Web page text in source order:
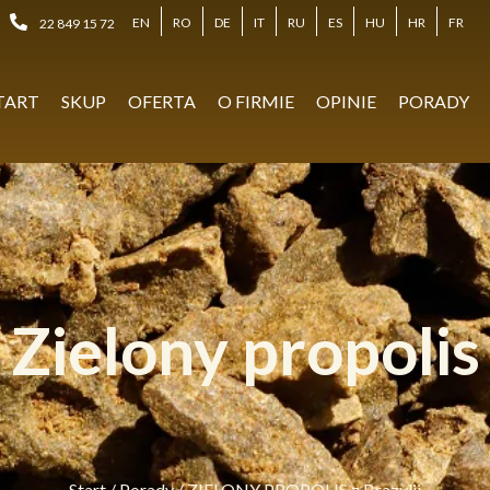
SKUP OFERTA O FIRMIE OPINIE PORADY
22 849 15 72 EN RO DE IT RU ES HU HR FR
Zielony propolis